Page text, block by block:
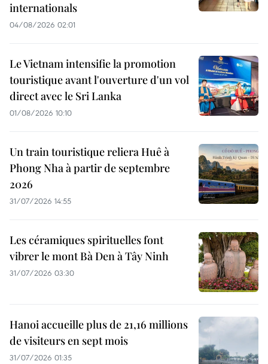
internationals
04/08/2026 02:01
Le Vietnam intensifie la promotion
touristique avant l'ouverture d'un vol
direct avec le Sri Lanka
01/08/2026 10:10
Un train touristique reliera Huê à
Phong Nha à partir de septembre
2026
31/07/2026 14:55
Les céramiques spirituelles font
vibrer le mont Bà Den à Tây Ninh
31/07/2026 03:30
Hanoi accueille plus de 21,16 millions
de visiteurs en sept mois ​
31/07/2026 01:35